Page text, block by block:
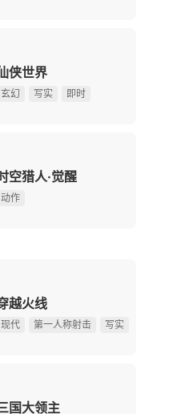
服依
人
排位或将新增传奇禁用系统
引擎升级，正式终止Win7系
东方奇遇季今日正式开启
将开赛，换新赛制后会更好
游戏新皮纯欲攻势，御姐萝
归育碧，执掌系列新项目
吒本体，不是碎片！
《绝地求生》衍生FPS全球首
新动漫献血屋8月7日开启抽
世界》国服21周年庆典明日
》开测，网易《诡影藏锋》新
亮相！D.Va昔日队友终于
后一天！原价128元，今晚
查看最新网游开服信息
抗者》 冒险岛怀旧服国际服
师3》叶奈法！波涛汹涌大方
失控进化